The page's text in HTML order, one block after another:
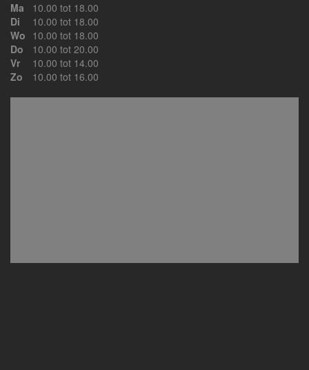
Ma
10.00 tot 18.00
Di
10.00 tot 18.00
Wo 10.00 tot 18.00
Do
10.00 tot 20.00
Vr
10.00 tot 14.00
Zo
10.00 tot 16.00